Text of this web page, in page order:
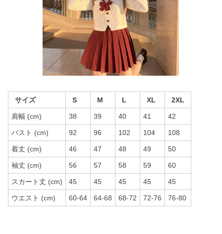
サイズ S M L XL 2XL
肩幅 (cm) 38 39 40 41 42
バスト (cm) 92 96 102 104 108
着丈 (cm) 46 47 48 49 50
袖丈 (cm) 56 57 58 59 60
スカート丈 (cm) 45 45 45 45 45
ウエスト (cm) 60-64 64-68 68-72 72-76 76-80